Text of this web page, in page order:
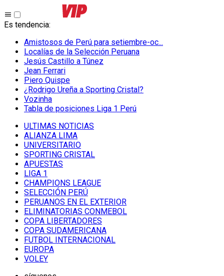
Es tendencia:
Amistosos de Perú para setiembre-oc...
Localías de la Selección Peruana
Jesús Castillo a Túnez
Jean Ferrari
Piero Quispe
¿Rodrigo Ureña a Sporting Cristal?
Vozinha
Tabla de posiciones Liga 1 Perú
ULTIMAS NOTICIAS
ALIANZA LIMA
UNIVERSITARIO
SPORTING CRISTAL
APUESTAS
LIGA 1
CHAMPIONS LEAGUE
SELECCIÓN PERÚ
PERUANOS EN EL EXTERIOR
ELIMINATORIAS CONMEBOL
COPA LIBERTADORES
COPA SUDAMERICANA
FUTBOL INTERNACIONAL
EUROPA
VOLEY